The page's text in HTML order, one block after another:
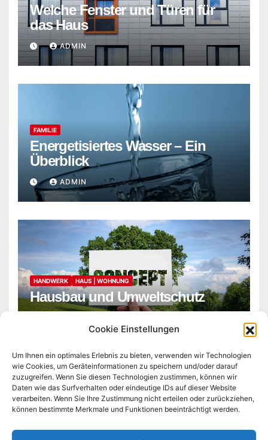
Cookie Einstellungen
Um Ihnen ein optimales Erlebnis zu bieten, verwenden wir Technologien
wie Cookies, um Geräteinformationen zu speichern und/oder darauf
zuzugreifen. Wenn Sie diesen Technologien zustimmen, können wir
Daten wie das Surfverhalten oder eindeutige IDs auf dieser Website
verarbeiten. Wenn Sie Ihre Zustimmung nicht erteilen oder zurückziehen,
können bestimmte Merkmale und Funktionen beeinträchtigt werden.
Welche Fenster und Türen für
das Haus
ADMIN
FAMILIE
Energetisiertes Wasser – Ein
Überblick
ADMIN
HANDWERK HAUS | WOHNUNG
Hausbau und Umweltschutz
microlib.de